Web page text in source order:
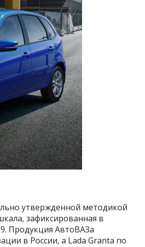
утвержденной методикой
зафиксированная в
Продукция АвтоВАЗа
в России, а Lada Granta по